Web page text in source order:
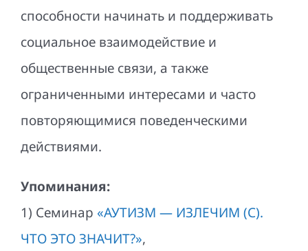
способности начинать и поддерживать
социальное взаимодействие и
общественные связи, а также
ограниченными интересами и часто
повторяющимися поведенческими
действиями.
Упоминания:
1) Семинар «АУТИЗМ — ИЗЛЕЧИМ (С).
ЧТО ЭТО ЗНАЧИТ?»,